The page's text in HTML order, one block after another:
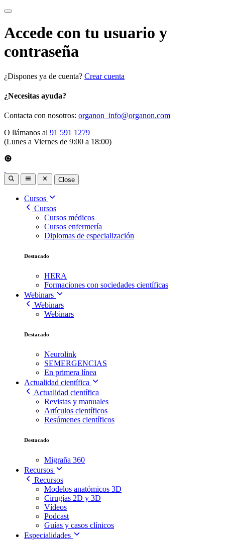
Accede con tu usuario y
contraseña
¿Dispones ya de cuenta? Crear cuenta
¿Necesitas ayuda?
Contacta con nosotros: organon_info@organon.com
O llámanos al 91 591 1279
(Lunes a Viernes de 9:00 a 18:00)
Close
Cursos
Cursos
Cursos médicos
Cursos enfermería
Diplomas de especialización
Destacado
HERA
Formaciones con sociedades científicas
Webinars
Webinars
Webinars
Destacado
Neurolink
SEMERGENCIAS
En primera línea
Actualidad científica
Actualidad científica
Revistas y manuales
Artículos científicos
Resúmenes científicos
Destacado
Migraña 360
Recursos
Recursos
Modelos anatómicos 3D
Cirugías 2D y 3D
Vídeos
Podcast
Guías y casos clínicos
Especialidades